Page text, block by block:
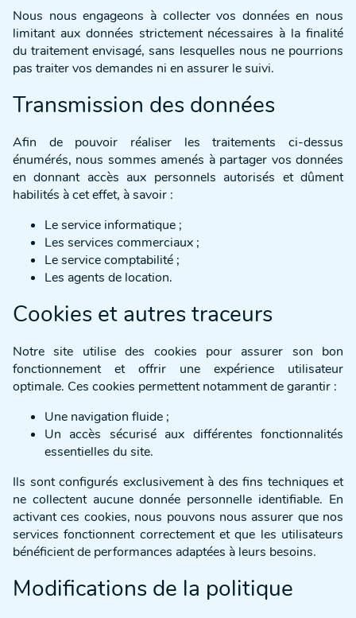
Nous nous engageons à collecter vos données en nous
limitant aux données strictement nécessaires à la finalité
du traitement envisagé, sans lesquelles nous ne pourrions
pas traiter vos demandes ni en assurer le suivi.
Transmission des données
Afin de pouvoir réaliser les traitements ci-dessus
énumérés, nous sommes amenés à partager vos données
en donnant accès aux personnels autorisés et dûment
habilités à cet effet, à savoir :
Le service informatique ;
Les services commerciaux ;
Le service comptabilité ;
Les agents de location.
Cookies et autres traceurs
Notre site utilise des cookies pour assurer son bon
fonctionnement et offrir une expérience utilisateur
optimale. Ces cookies permettent notamment de garantir :
Une navigation fluide ;
Un accès sécurisé aux différentes fonctionnalités
essentielles du site.
Ils sont configurés exclusivement à des fins techniques et
ne collectent aucune donnée personnelle identifiable. En
activant ces cookies, nous pouvons nous assurer que nos
services fonctionnent correctement et que les utilisateurs
bénéficient de performances adaptées à leurs besoins.
Modifications de la politique